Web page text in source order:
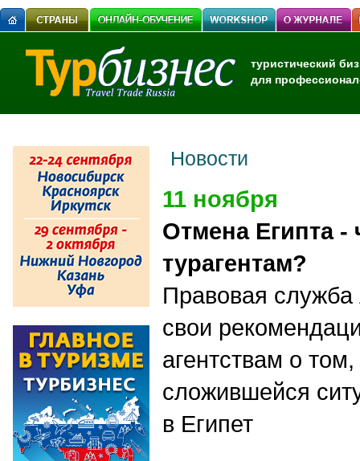
туристический
для
Новости
11 ноября
Отмена Египта -
турагентам?
Правовая
свои
агентствам о
сложившейся
в Египет